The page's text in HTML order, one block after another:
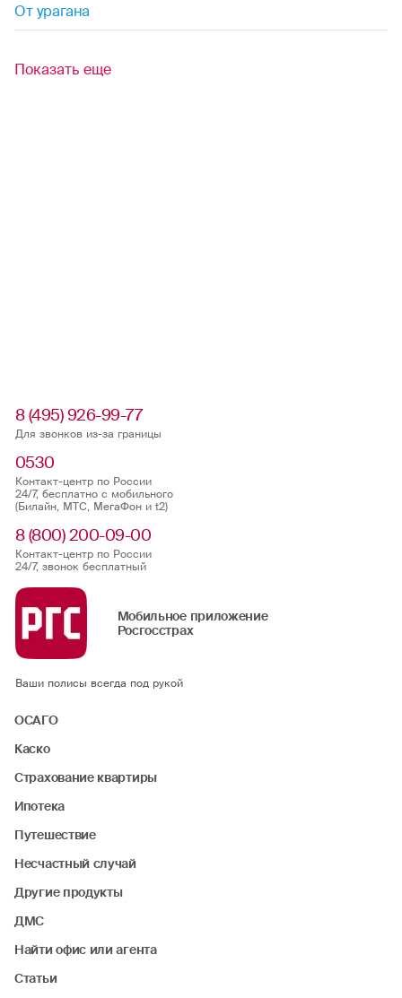
От урагана
Показать еще
8 (495) 926-99-77
Для звонков из-за границы
0530
Контакт-центр по России
24/7, бесплатно с мобильного
(Билайн, МТС, МегаФон и t2)
8 (800) 200-09-00
Контакт-центр по России
24/7, звонок бесплатный
Мобильное приложение
Росгосстрах
Ваши полисы всегда под рукой
ОСАГО
Каско
Страхование квартиры
Ипотека
Путешествие
Несчастный случай
Другие продукты
ДМС
Найти офис или агента
Статьи